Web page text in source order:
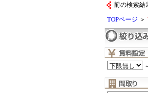
前の検索結
TOPページ ＞